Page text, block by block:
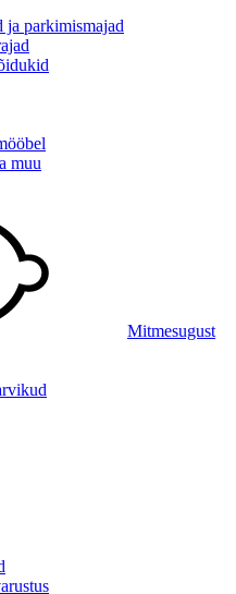
ja parkimismajad
muu
Mitmesugust